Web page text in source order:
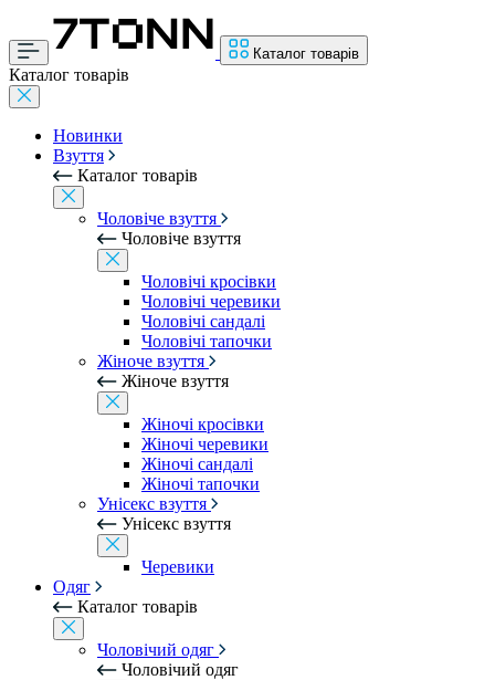
Каталог товарів
Каталог товарів
Новинки
Взуття
Каталог товарів
Чоловіче взуття
Чоловіче взуття
Чоловічі кросівки
Чоловічі черевики
Чоловічі сандалі
Чоловічі тапочки
Жіноче взуття
Жіноче взуття
Жіночі кросівки
Жіночі черевики
Жіночі сандалі
Жіночі тапочки
Унісекс взуття
Унісекс взуття
Черевики
Одяг
Каталог товарів
Чоловічий одяг
Чоловічий одяг